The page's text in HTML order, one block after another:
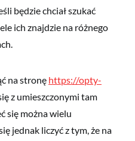
będzie chciał szukać
ich znajdzie na różnego
na stronę https://opty-
z umieszczonymi tam
się można wielu
jednak liczyć z tym, że na